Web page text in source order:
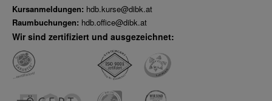
Kursanmeldungen: hdb.kurse@dibk.at
Raumbuchungen: hdb.office@dibk.at
Wir sind zertifiziert und ausgezeichnet: